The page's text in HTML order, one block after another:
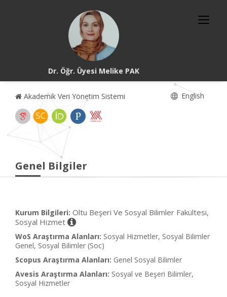
Dr. Öğr. Üyesi Melike PAK
Akademik Veri Yönetim Sistemi English
Genel Bilgiler
Kurum Bilgileri: Oltu Beşeri Ve Sosyal Bilimler Fakültesi,
Sosyal Hizmet
WoS Araştırma Alanları: Sosyal Hizmetler, Sosyal Bilimler
Genel, Sosyal Bilimler (Soc)
Scopus Araştırma Alanları: Genel Sosyal Bilimler
Avesis Araştırma Alanları: Sosyal ve Beşeri Bilimler,
Sosyal Hizmetler